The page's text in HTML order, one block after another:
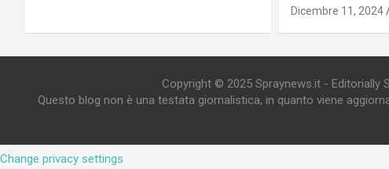
Dicembre 11, 2024
Copyright © 2025 Spraynews.it - Editorially
Questo blog non è una testata giornalistica, in quanto viene
Change privacy settings